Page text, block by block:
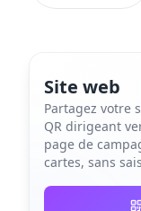
Site web
Partagez votre
QR dirigeant
page de
cartes, sans